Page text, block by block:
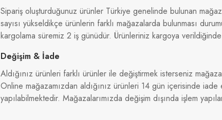
Sipariş oluşturduğunuz ürünler Türkiye genelinde bulunan
sayısı yükseldikçe ürünlerin farklı mağazalarda bulunması
kargolama süremiz 2 iş günüdür. Ürünleriniz kargoya
Değişim & İade
Aldığınız ürünleri farklı ürünler ile değiştirmek isterseniz
Online mağazamızdan aldığınız ürünleri 14 gün içerisinde
yapılabilmektedir. Mağazalarımızda değişim dışında işlem